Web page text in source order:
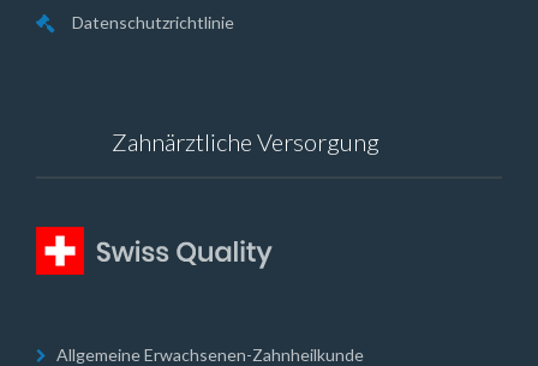
Datenschutzrichtlinie
Zahnärztliche Versorgung
Allgemeine Erwachsenen-Zahnheilkunde